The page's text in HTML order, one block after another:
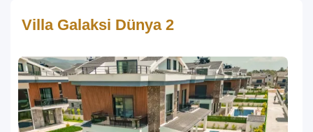
Villa Galaksi Dünya 2